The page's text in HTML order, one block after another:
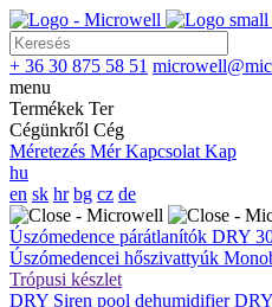
+ 36 30 875 58 51
menu
Termékek Ter
Cégünkről Cég
Méretezés Mér Kapcsolat Kap
hu
en sk hr bg cz de
Úszómedence párátlanítók DRY
Úszómedencei hőszivattyúk
Trópusi készlet
DRY Siren pool dehumidifier